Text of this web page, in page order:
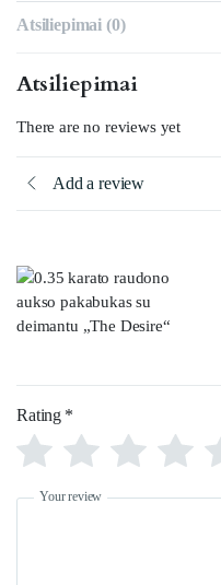
Atsiliepimai (0)
Atsiliepimai
There are no reviews yet
Add a review
Rating *
Your review